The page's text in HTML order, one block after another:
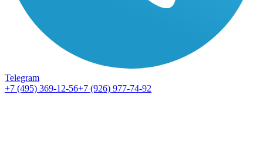
Telegram
+7 (495) 369-12-56+7 (926) 977-74-92